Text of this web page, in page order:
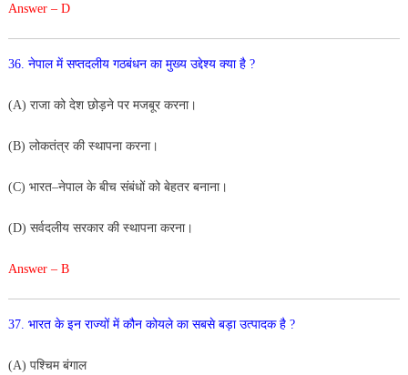
Answer – D
36. नेपाल में सप्तदलीय गठबंधन का मुख्य उद्देश्य क्या है ?
(A) राजा को देश छोड़ने पर मजबूर करना।
(B) लोकतंत्र की स्थापना करना।
(C) भारत–नेपाल के बीच संबंधों को बेहतर बनाना।
(D) सर्वदलीय सरकार की स्थापना करना।
Answer – B
37. भारत के इन राज्यों में कौन कोयले का सबसे बड़ा उत्पादक है ?
(A) पश्चिम बंगाल